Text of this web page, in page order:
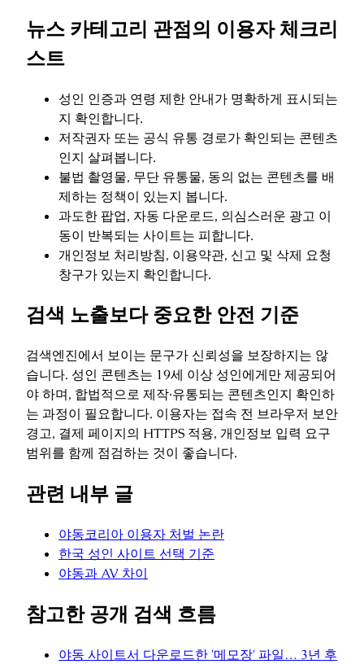
뉴스 카테고리 관점의 이용자 체크리
스트
성인 인증과 연령 제한 안내가 명확하게 표시되는
지 확인합니다.
저작권자 또는 공식 유통 경로가 확인되는 콘텐츠
인지 살펴봅니다.
불법 촬영물, 무단 유통물, 동의 없는 콘텐츠를 배
제하는 정책이 있는지 봅니다.
과도한 팝업, 자동 다운로드, 의심스러운 광고 이
동이 반복되는 사이트는 피합니다.
개인정보 처리방침, 이용약관, 신고 및 삭제 요청
창구가 있는지 확인합니다.
검색 노출보다 중요한 안전 기준
검색엔진에서 보이는 문구가 신뢰성을 보장하지는 않
습니다. 성인 콘텐츠는 19세 이상 성인에게만 제공되어
야 하며, 합법적으로 제작·유통되는 콘텐츠인지 확인하
는 과정이 필요합니다. 이용자는 접속 전 브라우저 보안
경고, 결제 페이지의 HTTPS 적용, 개인정보 입력 요구
범위를 함께 점검하는 것이 좋습니다.
관련 내부 글
야동코리아 이용자 처벌 논란
한국 성인 사이트 선택 기준
야동과 AV 차이
참고한 공개 검색 흐름
야동 사이트서 다운로드한 '메모장' 파일… 3년 후